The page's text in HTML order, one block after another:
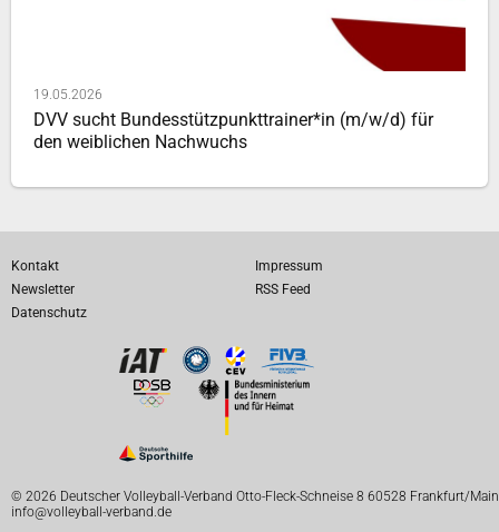
19.05.2026
DVV sucht Bundesstützpunkttrainer*in (m/w/d) für
den weiblichen Nachwuchs
Kontakt
Impressum
Newsletter
RSS Feed
Datenschutz
© 2026 Deutscher Volleyball-Verband Otto-Fleck-Schneise 8 60528 Frankfurt/Main
info@volleyball-verband.de